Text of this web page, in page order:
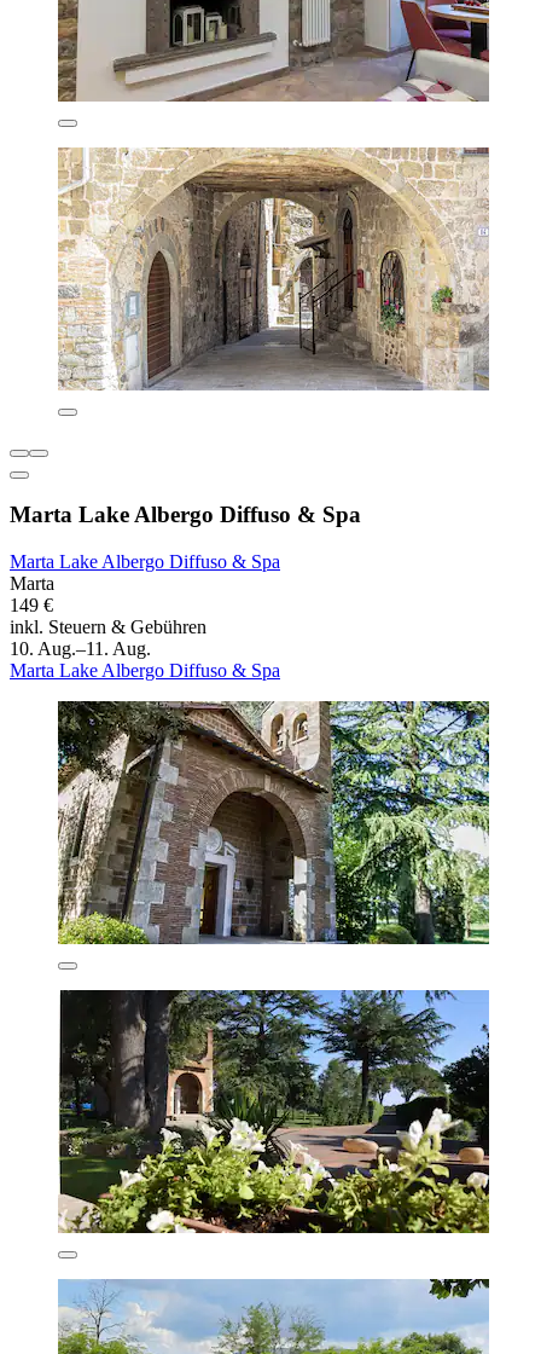
Marta Lake Albergo Diffuso & Spa
Marta Lake Albergo Diffuso & Spa
Marta
149 €
inkl. Steuern & Gebühren
10. Aug.–11. Aug.
Marta Lake Albergo Diffuso & Spa